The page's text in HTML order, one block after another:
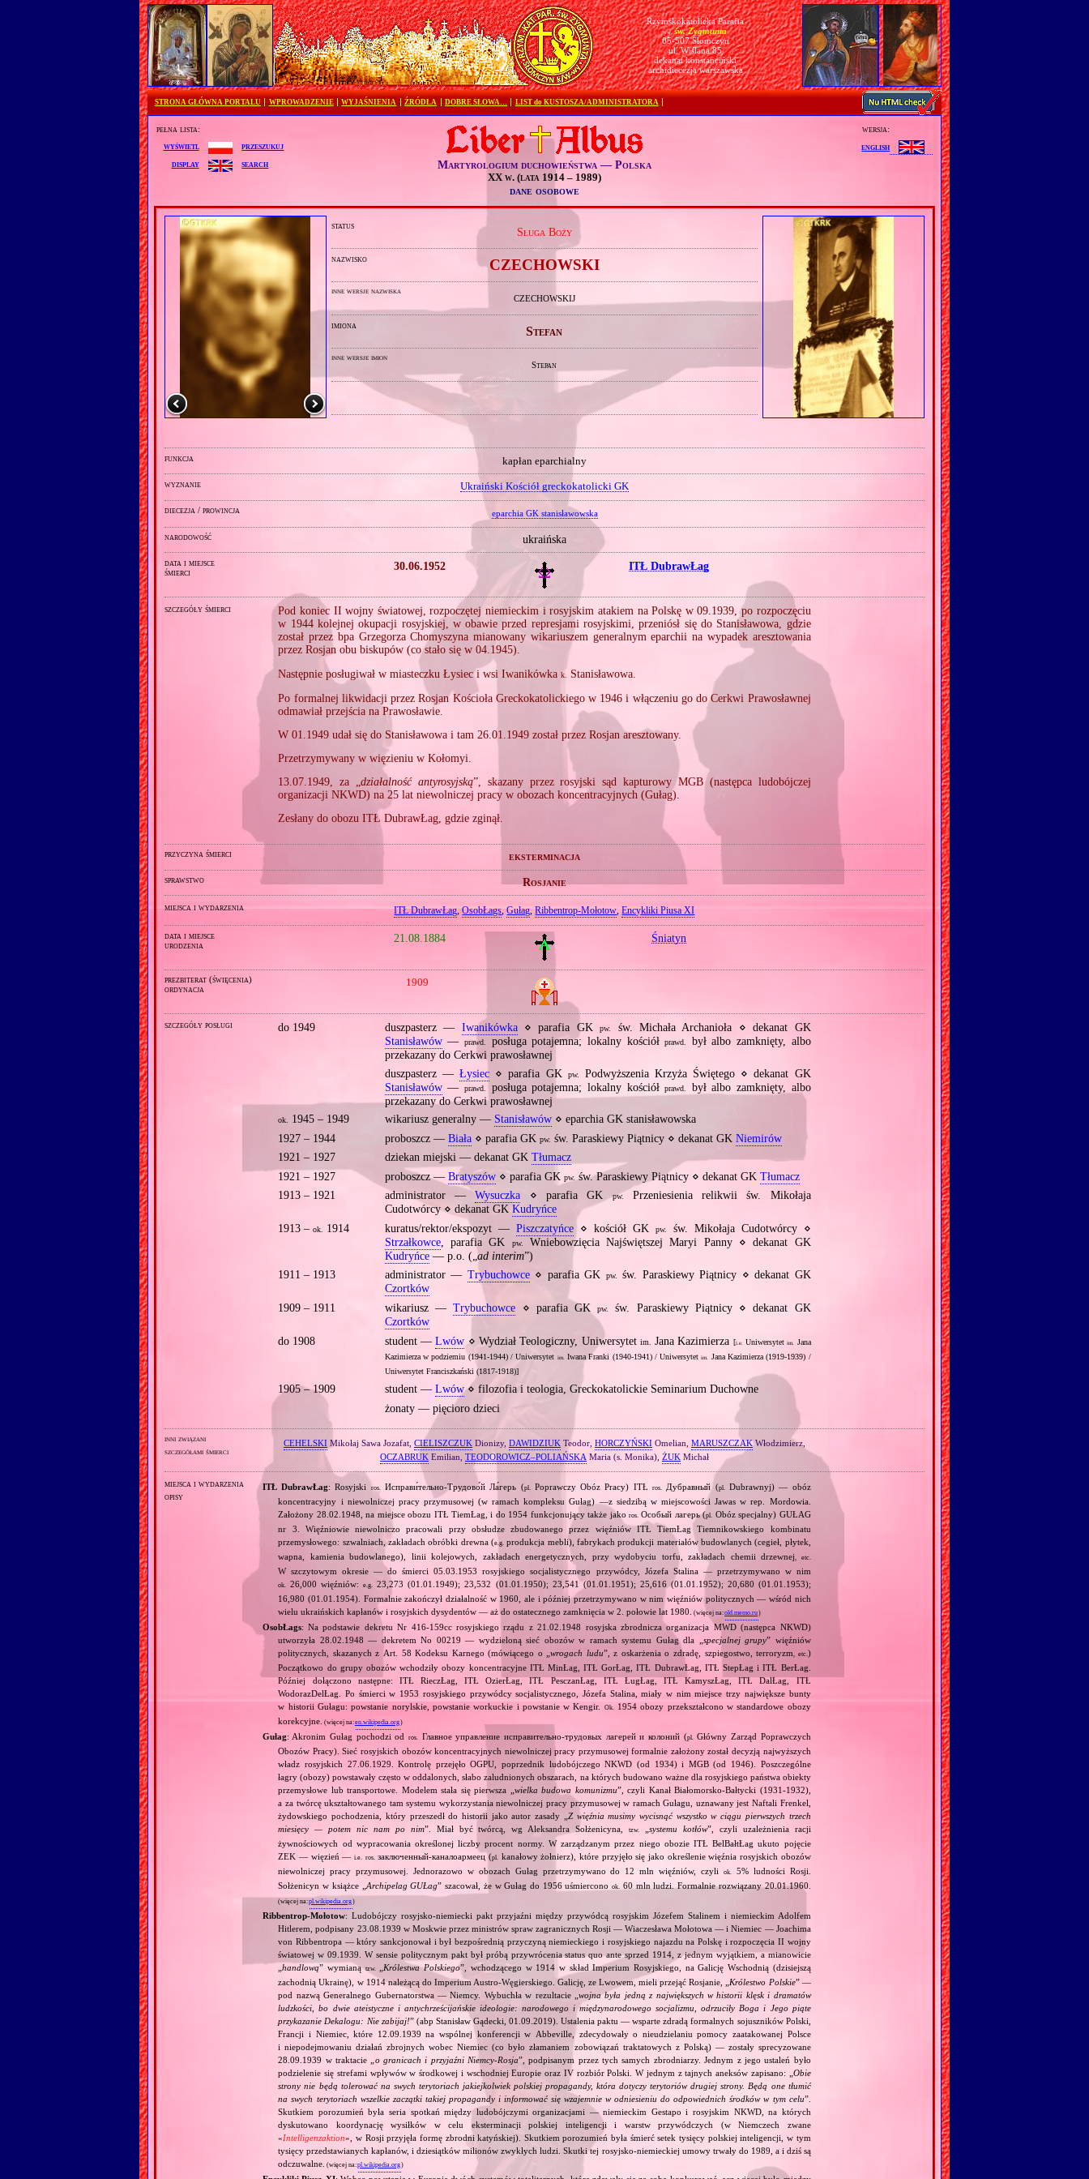
Rzymskokatolicka Parafia
pw.św. Zygmunta
05-507 Słomczyn
ul. Wiślana 85
dekanat konstanciński
archidiecezja warszawska
STRONA GŁÓWNA PORTALU WPROWADZENIE WYJAŚNIENIA ŹRÓDŁA DOBRE SŁOWA… LIST do KUSTOSZA/ADMINISTRATORA
pełna lista:
wyświetl
przeszukuj
display
search Martyrologium duchowieństwa — Polska
XX w. (lata 1914 – 1989)
dane osobowe
wersja:
english
status
Sługa Boży
nazwisko CZECHOWSKI
inne wersje nazwiska
CZECHOWSKIJ
imiona Stefan
inne wersje imion
Stepan
funkcja kapłan eparchialny
wyznanie Ukraiński Kościół greckokatolicki GK
diecezja / prowincja eparchia GK stanisławowska
narodowość ukraińska
data i miejsce
śmierci
30.06.1952 ITŁ DubrawŁag
szczegóły śmierci
Pod koniec II wojny światowej, rozpoczętej niemieckim i rosyjskim atakiem na Polskę w 09.1939, po rozpoczęciu
w 1944 kolejnej okupacji rosyjskiej, w obawie przed represjami rosyjskimi, przeniósł się do Stanisławowa, gdzie
został przez bpa Grzegorza Chomyszyna mianowany wikariuszem generalnym eparchii na wypadek aresztowania
przez Rosjan obu biskupów (co stało się w 04.1945).
Następnie posługiwał w miasteczku Łysiec i wsi Iwanikówkak. Stanisławowa.
Po formalnej likwidacji przez Rosjan Kościoła Greckokatolickiego w 1946 i włączeniu go do Cerkwi Prawosławnej
odmawiał przejścia na Prawosławie.
W 01.1949 udał się do Stanisławowa i tam 26.01.1949 został przez Rosjan aresztowany.
Przetrzymywany w więzieniu w Kołomyi.
13.07.1949, za „działalność antyrosyjską”, skazany przez rosyjski sąd kapturowy MGB (następca ludobójczej
organizacji NKWD) na 25 lat niewolniczej pracy w obozach koncentracyjnych (Gułag).
Zesłany do obozu ITŁ DubrawŁag, gdzie zginął.
przyczyna śmierci eksterminacja
sprawstwo Rosjanie
miejsca i wydarzenia ITŁ DubrawŁag,OsobŁags ,Gułag ,Ribbentrop‐Mołotow ,Encykliki Piusa XI
data i miejsce
urodzenia
21.08.1884 Śniatyn
prezbiterat (święcenia)
ordynacja
1909
szczegóły posługi do 1949 duszpasterz — Iwanikówka⋄ parafia GKpw.
św. Michała Archanioła ⋄ dekanat GK
Stanisławów—prawd. posługa potajemna; lokalny kościółprawd.
był albo zamknięty, albo
przekazany do Cerkwi prawosławnej
duszpasterz —Łysiec ⋄ parafia GK pw.
Podwyższenia Krzyża Świętego ⋄ dekanat GK
Stanisławów—prawd. posługa potajemna; lokalny kościółprawd.
był albo zamknięty, albo
przekazany do Cerkwi prawosławnej
ok. 1945 – 1949 wikariusz generalny — Stanisławów⋄ eparchia GK stanisławowska
1927 – 1944
proboszcz — Biała⋄ parafia GK pw. św. Paraskiewy Piątnicy ⋄ dekanat GK Niemirów
1921 – 1927
dziekan miejski — dekanat GK Tłumacz
1921 – 1927
proboszcz — Bratyszów⋄ parafia GK pw. św. Paraskiewy Piątnicy ⋄ dekanat GK Tłumacz
1913 – 1921
administrator —Wysuczka ⋄ parafia GKpw.Przeniesienia relikwii św. Mikołaja
Cudotwórcy ⋄ dekanat GK Kudryńce
1913 –ok. 1914 kuratus/rektor/ekspozyt — Piszczatyńce⋄ kościół GK pw.
św. Mikołaja Cudotwórcy ⋄
Strzałkowce, parafia GK pw.
Wniebowzięcia Najświętszej Maryi Panny ⋄ dekanat GK
Kudryńce— p.o. („ ad interim”)
1911 – 1913
administrator — Trybuchowce⋄ parafia GK pw.
św. Paraskiewy Piątnicy ⋄ dekanat GK
Czortków
1909 – 1911
wikariusz —Trybuchowce ⋄ parafia GKpw.
św. Paraskiewy Piątnicy ⋄ dekanat GK
Czortków
do 1908
student —Lwów ⋄ Wydział Teologiczny, Uniwersytet im. Jana Kazimierza [i.e. Uniwersytetim.
Jana
Kazimierza w podziemiu (1941‐1944) / Uniwersytet im. Iwana Franki (1940‐1941) / Uniwersytetim.
Jana Kazimierza (1919‐1939) /
Uniwersytet Franciszkański (1817‐1918)]
1905 – 1909 student — Lwów⋄ filozofia i teologia, Greckokatolickie Seminarium Duchowne
żonaty — pięcioro dzieci
inni związani
szczegółami śmierci
CEHELSKIMikołaj Sawa Jozafat, CIELISZCZUK Dionizy, DAWIDZIUK Teodor, HORCZYŃSKIOmelian, MARUSZCZAKWłodzimierz,
OCZABRUK Emilian, TEODOROWICZ–POLIAŃSKA Maria (s. Monika), ŻUKMichał
miejsca i wydarzenia
opisy
ITŁ DubrawŁag: Rosyjski ros. Исправи́тельно‐Трудово́й Ла́герь (pl. Poprawczy Obóz Pracy) ITŁros. Дубравный (pl.
Dubrawnyj) — obóz
koncentracyjny i niewolniczej pracy przymusowej (w ramach kompleksu Gułag) —z siedzibą w miejscowości Jawas w rep. Mordowia.
Założony 28.02.1948, na miejsce obozu ITŁ TiemŁag, i do 1954 funkcjonujący także jakoros. Особый лагерь (pl.
Obóz specjalny) GUŁAG
nr 3. Więźniowie niewolniczo pracowali przy obsłudze zbudowanego przez więźniów ITŁ TiemŁag Tiemnikowskiego kombinatu
przemysłowego: szwalniach, zakładach obróbki drewna (e.g. produkcja mebli), fabrykach produkcji materiałów budowlanych (cegieł, płytek,
wapna, kamienia budowlanego), linii kolejowych, zakładach energetycznych, przy wydobyciu torfu, zakładach chemii drzewnej
, etc.
W szczytowym okresie — do śmierci 05.03.1953 rosyjskiego socjalistycznego przywódcy, Józefa Stalina — przetrzymywano w nim
ok. 26,000 więźniów:e.g.
23,273 (01.01.1949); 23,532 (01.01.1950); 23,541 (01.01.1951); 25,616 (01.01.1952); 20,680 (01.01.1953);
16,980 (01.01.1954). Formalnie zakończył działalność w 1960, ale i później przetrzymywano w nim więźniów politycznych — wśród nich
wielu ukraińskich kapłanów i rosyjskich dysydentów — aż do ostatecznego zamknięcia w 2. połowie lat 1980.
(więcej na:old.memo.ru)
OsobŁags: Na podstawie dekretu Nr 416‐159сс rosyjskiego rządu z 21.02.1948 rosyjska zbrodnicza organizacja MWD (następca NKWD)
utworzyła 28.02.1948 — dekretem No 00219 — wydzieloną sieć obozów w ramach systemu Gułag dla „ specjalnej grupy” więźniów
politycznych, skazanych z Art. 58 Kodeksu Karnego (mówiącego o „wrogach ludu”, z oskarżenia o zdradę, szpiegostwo, terroryzm , etc. )
Początkowo do grupy obozów wchodziły obozy koncentracyjne ITŁ MinŁag, ITŁ GorŁag, ITŁ DubrawŁag, ITŁ StepŁag i ITŁ BerŁag.
Później dołączono następne: ITŁ RieczŁag, ITŁ OzierŁag, ITŁ PesczanŁag, ITŁ ŁugŁag, ITŁ KamyszŁag, ITŁ DalŁag, ITŁ
WodorazDelŁag. Po śmierci w 1953 rosyjskiego przywódcy socjalistycznego, Józefa Stalina, miały w nim miejsce trzy największe bunty
w historii Gułagu: powstanie norylskie, powstanie workuckie i powstanie w Kengir.
Ok.
1954 obozy przekształcono w standardowe obozy
korekcyjne. (więcej na:en.wikipedia.org)
Gułag: Akronim Gułag pochodzi od ros. Главное управление исправительно‐трудовых лагерей и колоний (pl.
Główny Zarząd Poprawczych
Obozów Pracy). Sieć rosyjskich obozów koncentracyjnych niewolniczej pracy przymusowej formalnie założony został decyzją najwyższych
władz rosyjskich 27.06.1929. Kontrolę przejęło OGPU, poprzednik ludobójczego NKWD (od 1934) i MGB (od 1946). Poszczególne
łagry (obozy) powstawały często w oddalonych, słabo zaludnionych obszarach, na których budowano ważne dla rosyjskiego państwa obiekty
przemysłowe lub transportowe. Modelem stała się pierwsza „ wielka budowa komunizmu”, czyli Kanał Białomorsko‐Bałtycki (1931‐1932),
a za twórcę ukształtowanego tam systemu wykorzystania niewolniczej pracy przymusowej w ramach Gułagu, uznawany jest Naftali Frenkel,
żydowskiego pochodzenia, który przeszedł do historii jako autor zasady „ Z więźnia musimy wycisnąć wszystko w ciągu pierwszych trzech
miesięcy — potem nic nam po nim”. Miał być twórcą, wg Aleksandra Sołżenicyna,tzw. „systemu kotłów”, czyli uzależnienia racji
żywnościowych od wypracowania określonej liczby procent normy. W zarządzanym przez niego obozie ITŁ BelBałtŁag ukuto pojęcie
ZEK — więzień —i.e. ros. заключенный‐каналоармеец (pl.
kanałowy żołnierz), które przyjęło się jako określenie więźnia rosyjskich obozów
niewolniczej pracy przymusowej. Jednorazowo w obozach Gułag przetrzymywano do 12 mln więźniów, czyli
ok.
5% ludności Rosji.
Sołżenicyn w książce „ Archipelag GUŁag” szacował, że w Gułag do 1956 uśmierconook. 60 mln ludzi. Formalnie rozwiązany 20.01.1960.
(więcej na:pl.wikipedia.org)
Ribbentrop‐Mołotow: Ludobójczy rosyjsko‐niemiecki pakt przyjaźni między przywódcą rosyjskim Józefem Stalinem i niemieckim Adolfem
Hitlerem, podpisany 23.08.1939 w Moskwie przez ministrów spraw zagranicznych Rosji — Wiaczesława Mołotowa — i Niemiec — Joachima
von Ribbentropa — który sankcjonował i był bezpośrednią przyczyną niemieckiego i rosyjskiego najazdu na Polskę i rozpoczęcia II wojny
światowej w 09.1939. W sensie politycznym pakt był próbą przywrócenia status quo ante sprzed 1914, z jednym wyjątkiem, a mianowicie
„handlową” wymianą tzw. Królestwa Polskiego”, wchodzącego w 1914 w skład Imperium Rosyjskiego, na Galicję Wschodnią (dzisiejszą
zachodnią Ukrainę), w 1914 należącą do Imperium Austro‐Węgierskiego. Galicję, ze Lwowem, mieli przejąć Rosjanie, „ Królestwo Polskie” —
pod nazwą Generalnego Gubernatorstwa — Niemcy. Wybuchła w rezultacie „ wojna była jedną z największych w historii klęsk i dramatów
ludzkości, bo dwie ateistyczne i antychrześcijańskie ideologie: narodowego i międzynarodowego socjalizmu, odrzuciły Boga i Jego piąte
przykazanie Dekalogu: Nie zabijaj!” (abp Stanisław Gądecki, 01.09.2019). Ustalenia paktu — wsparte zdradą formalnych sojuszników Polski,
Francji i Niemiec, które 12.09.1939 na wspólnej konferencji w Abbeville, zdecydowały o nieudzielaniu pomocy zaatakowanej Polsce
i niepodejmowaniu działań zbrojnych wobec Niemiec (co było złamaniem zobowiązań traktatowych z Polską) — zostały sprecyzowane
28.09.1939 w traktacie „ o granicach i przyjaźni Niemcy‐Rosja”, podpisanym przez tych samych zbrodniarzy. Jednym z jego ustaleń było
podzielenie się strefami wpływów w środkowej i wschodniej Europie oraz IV rozbiór Polski. W jednym z tajnych aneksów zapisano: „ Obie
strony nie będą tolerować na swych terytoriach jakiejkolwiek polskiej propagandy, która dotyczy terytoriów drugiej strony. Będą one tłumić
na swych terytoriach wszelkie zaczątki takiej propagandy i informować się wzajemnie w odniesieniu do odpowiednich środków w tym celu”.
Skutkiem porozumień była seria spotkań między ludobójczymi organizacjami — niemieckim Gestapo i rosyjskim NKWD, na których
dyskutowano koordynację wysiłków w celu eksterminacji polskiej inteligencji i warstw przywódczych (w Niemczech zwane
«Intelligenzaktion», w Rosji przyjęła formę zbrodni katyńskiej). Skutkiem porozumień była śmierć setek tysięcy polskiej inteligencji, w tym
tysięcy przedstawianych kapłanów, i dziesiątków milionów zwykłych ludzi. Skutki tej rosyjsko‐niemieckiej umowy trwały do 1989, a i dziś są
odczuwalne. (więcej na:pl.wikipedia.org)